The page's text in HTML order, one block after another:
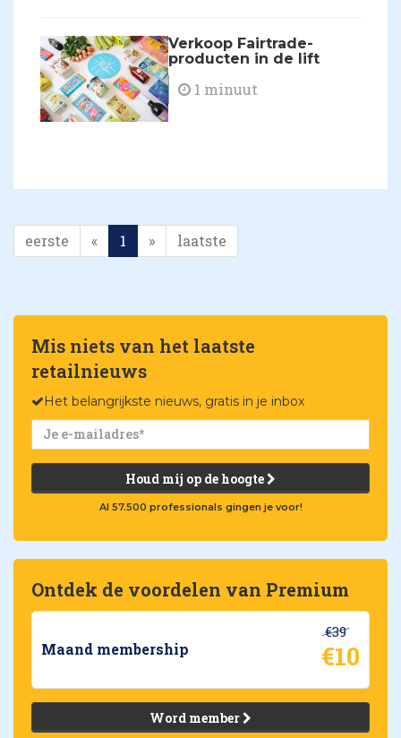
Verkoop Fairtrade-
producten in de lift
1 minuut
eerste « 1 » laatste
Mis niets van het laatste
retailnieuws
Het belangrijkste nieuws, gratis in je inbox
Houd mij op de hoogte
Al 57.500 professionals gingen je voor!
Ontdek de voordelen van Premium
Maand membership
€39
€10
Word member